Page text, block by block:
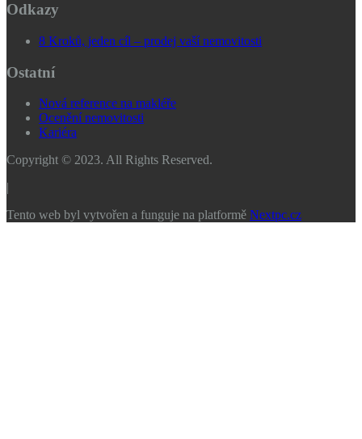
Odkazy
8 Kroků, jeden cíl – prodej vaší nemovitosti
Ostatní
Nová reference na makléře
Ocenění nemovitosti
Kariéra
Copyright © 2023. All Rights Reserved.
|
Tento web byl vytvořen a funguje na platformě Nextpc.cz